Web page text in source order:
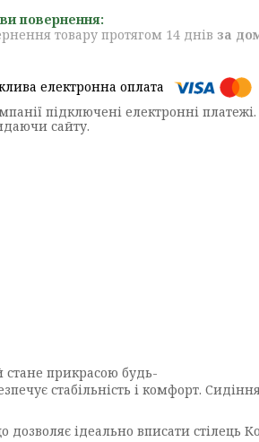
товару протягом 14 днів за
підключені електронні
сайту.
стане прикрасою будь-
стабільність і комфорт.
ідеально вписати стілець